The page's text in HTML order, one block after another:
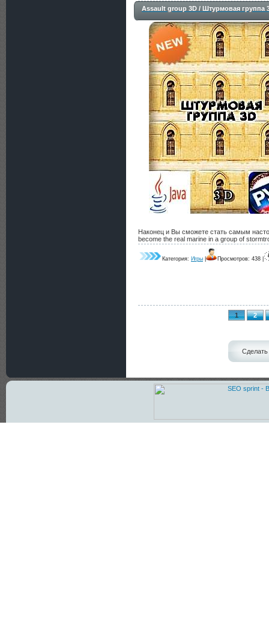
Assault group 3D / Штурмовая группа
Наконец и Вы сможете стать самым
become the real marine in a group of
Категория: Игры Просмотров: 438 |
1 2
Сделать